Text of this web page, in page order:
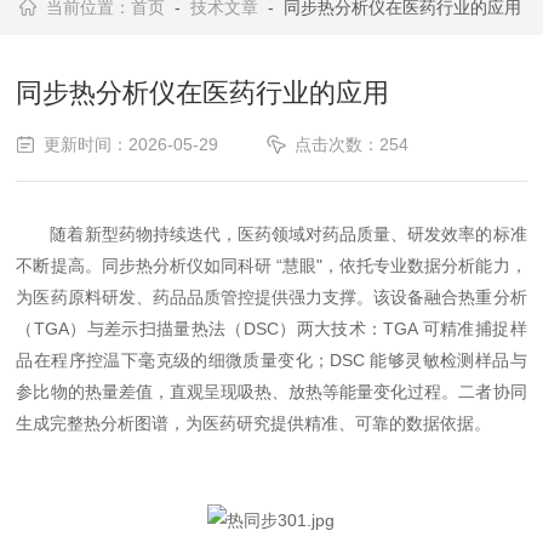
当前位置：首页 -技术文章 - 同步热分析仪在医药行业的应用
同步热分析仪在医药行业的应用
更新时间：2026-05-29 点击次数：254
随着新型药物持续迭代，医药领域对药品质量、研发效率的标准
不断提高。同步热分析仪如同科研 “慧眼"，依托专业数据分析能力，
为医药原料研发、药品品质管控提供强力支撑。该设备融合热重分析
（TGA）与差示扫描量热法（DSC）两大技术：TGA 可精准捕捉样
品在程序控温下毫克级的细微质量变化；DSC 能够灵敏检测样品与
参比物的热量差值，直观呈现吸热、放热等能量变化过程。二者协同
生成完整热分析图谱，为医药研究提供精准、可靠的数据依据。